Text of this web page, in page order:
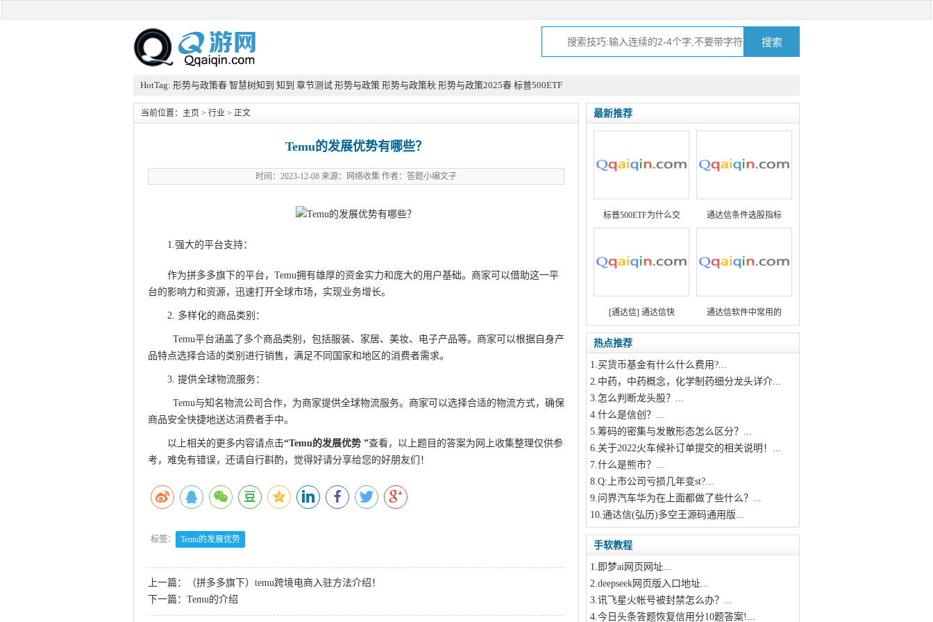
HotTag: 形势与政策春 智慧树知到 知到 章节测试 形势与政策 形势与政策秋 形势与政策2025春 标普500ETF
当前位置： 主页 > 行业 > 正文
Temu的发展优势有哪些？
时间：2023-12-08 来源：网络收集 作者：答题小编文子
1.强大的平台支持：
作为拼多多旗下的平台，Temu拥有雄厚的资金实力和庞大的用户基础。商家可以借助这一平
台的影响力和资源，迅速打开全球市场，实现业务增长。
2. 多样化的商品类别：
Temu平台涵盖了多个商品类别，包括服装、家居、美妆、电子产品等。商家可以根据自身产
品特点选择合适的类别进行销售，满足不同国家和地区的消费者需求。
3. 提供全球物流服务：
Temu与知名物流公司合作，为商家提供全球物流服务。商家可以选择合适的物流方式，确保
商品安全快捷地送达消费者手中。
以上相关的更多内容请点击“Temu的发展优势 ”查看，以上题目的答案为网上收集整理仅供参
考，难免有错误，还请自行斟酌，觉得好请分享给您的好朋友们！
标签： Temu的发展优势
上一篇：
（拼多多旗下）temu跨境电商入驻方法介绍！
下一篇： Temu的介绍
最新推荐
标普500ETF为什么交 通达信条件选股指标
[通达信] 通达信快 通达信软件中常用的
热点推荐
1.买货币基金有什么什么费用?...
2.中药，中药概念，化学制药细分龙头详介...
3.怎么判断龙头股？...
4.什么是信创？...
5.筹码的密集与发散形态怎么区分？...
6.关于2022火车候补订单提交的相关说明！...
7.什么是熊市？...
8.Q:上市公司亏损几年变st?...
9.问界汽车华为在上面都做了些什么？...
10.通达信(弘历)多空王源码通用版...
手软教程
1.即梦ai网页网址...
2.deepseek网页版入口地址...
3.讯飞星火帐号被封禁怎么办？...
4.今日头条答题恢复信用分10题答案!...